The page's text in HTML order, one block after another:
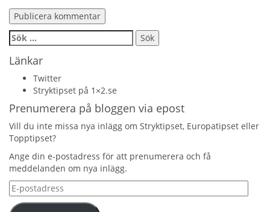
Sök
efter:
Länkar
Twitter
Stryktipset på 1×2.se
Prenumerera på bloggen via epost
Vill du inte missa nya inlägg om Stryktipset, Europatipset eller
Topptipset?
Ange din e-postadress för att prenumerera och få
meddelanden om nya inlägg.
E-
postadress